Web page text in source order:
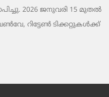
2026 ജനുവരി 15 മുതൽ
റിട്ടേൺ ടിക്കറ്റുകൾക്ക്